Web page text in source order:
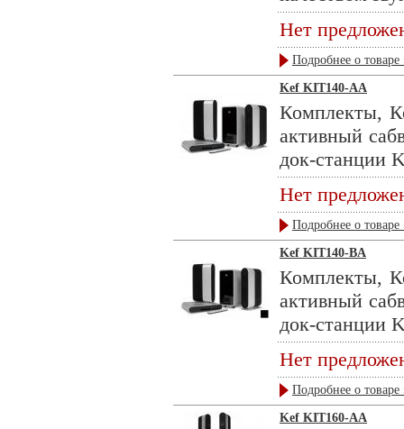
Нет
Подробнее о товаре
Kef KIT140-AA
Комплекты,
активный
док-станции
Нет
Подробнее о товаре
Kef KIT140-BA
Комплекты,
активный
док-станции
Нет
Подробнее о товаре
Kef KIT160-AA